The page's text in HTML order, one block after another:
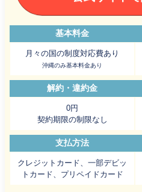
基本料金
月々の国の制度対応費あり
沖縄のみ基本料金あり
解約・違約金
0円
契約期限の制限なし
支払方法
クレジットカード、一部デビッ
トカード、プリペイドカード